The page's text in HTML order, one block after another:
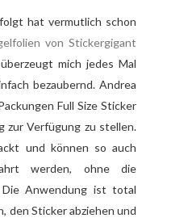
hat vermutlich schon
von Stickergigant
mich jedes Mal
bezaubernd. Andrea
Full Size Sticker
zur Verfügung zu stellen.
und können so auch
werden, ohne die
Anwendung ist total
den Sticker abziehen und